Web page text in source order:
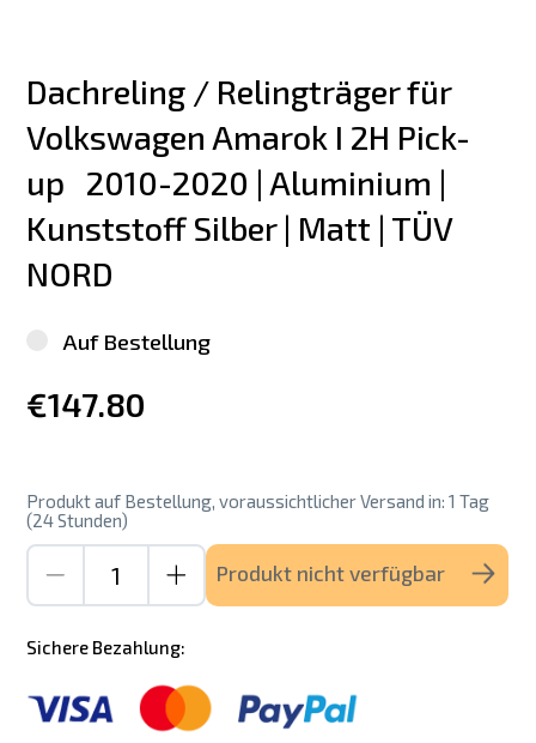
Dachreling / Relingträger für
Volkswagen Amarok I 2H Pick-
up   2010-2020 | Aluminium |
Kunststoff Silber | Matt | TÜV
NORD
Auf Bestellung
€147.80
Produkt auf Bestellung, voraussichtlicher Versand in: 1 Tag
(24 Stunden)
Produkt nicht verfügbar
Sichere Bezahlung: